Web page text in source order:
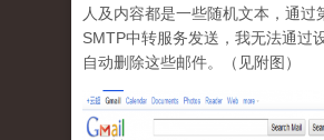
人及内容都是一些随机文本，通过
SMTP中转服务发送，我无法通过
自动删除这些邮件。（见附图）